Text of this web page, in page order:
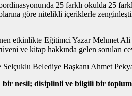
25 farklı okulda 25
göre nitelikli içeriklerle
etkinlikte Eğitimci Yazar Mehmet
ve kitap hakkında gelen soruları
Belediye Başkanı Ahmet
bir nesil; disiplinli ve bilgili bir